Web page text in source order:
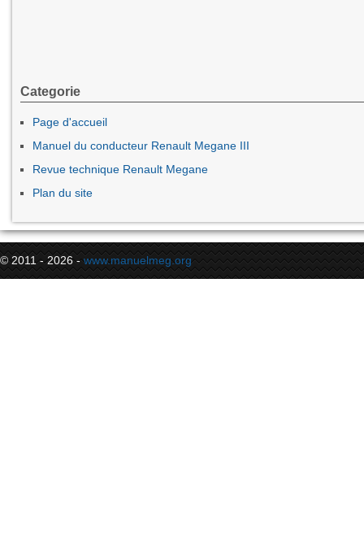
Categorie
Page d'accueil
Manuel du conducteur Renault Megane III
Revue technique Renault Megane
Plan du site
© 2011 - 2026 - www.manuelmeg.org